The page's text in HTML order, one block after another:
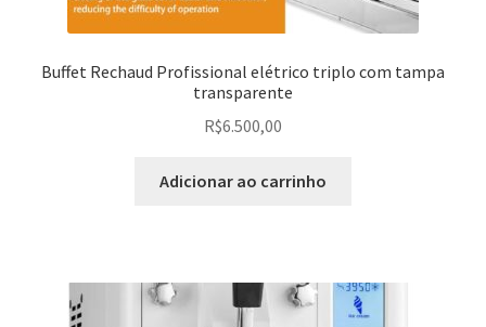
Buffet Rechaud Profissional elétrico triplo com tampa
transparente
R$6.500,00
Adicionar ao carrinho